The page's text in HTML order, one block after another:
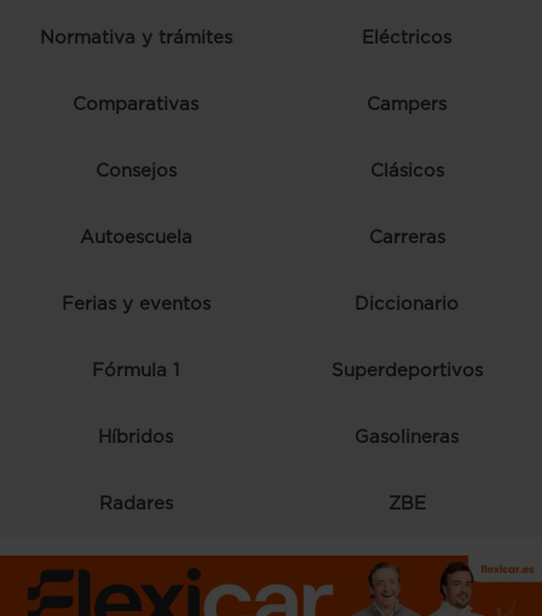
Normativa y trámites Eléctricos
Comparativas Campers
Consejos Clásicos
Autoescuela Carreras
Ferias y eventos Diccionario
Fórmula 1 Superdeportivos
Híbridos Gasolineras
Radares ZBE